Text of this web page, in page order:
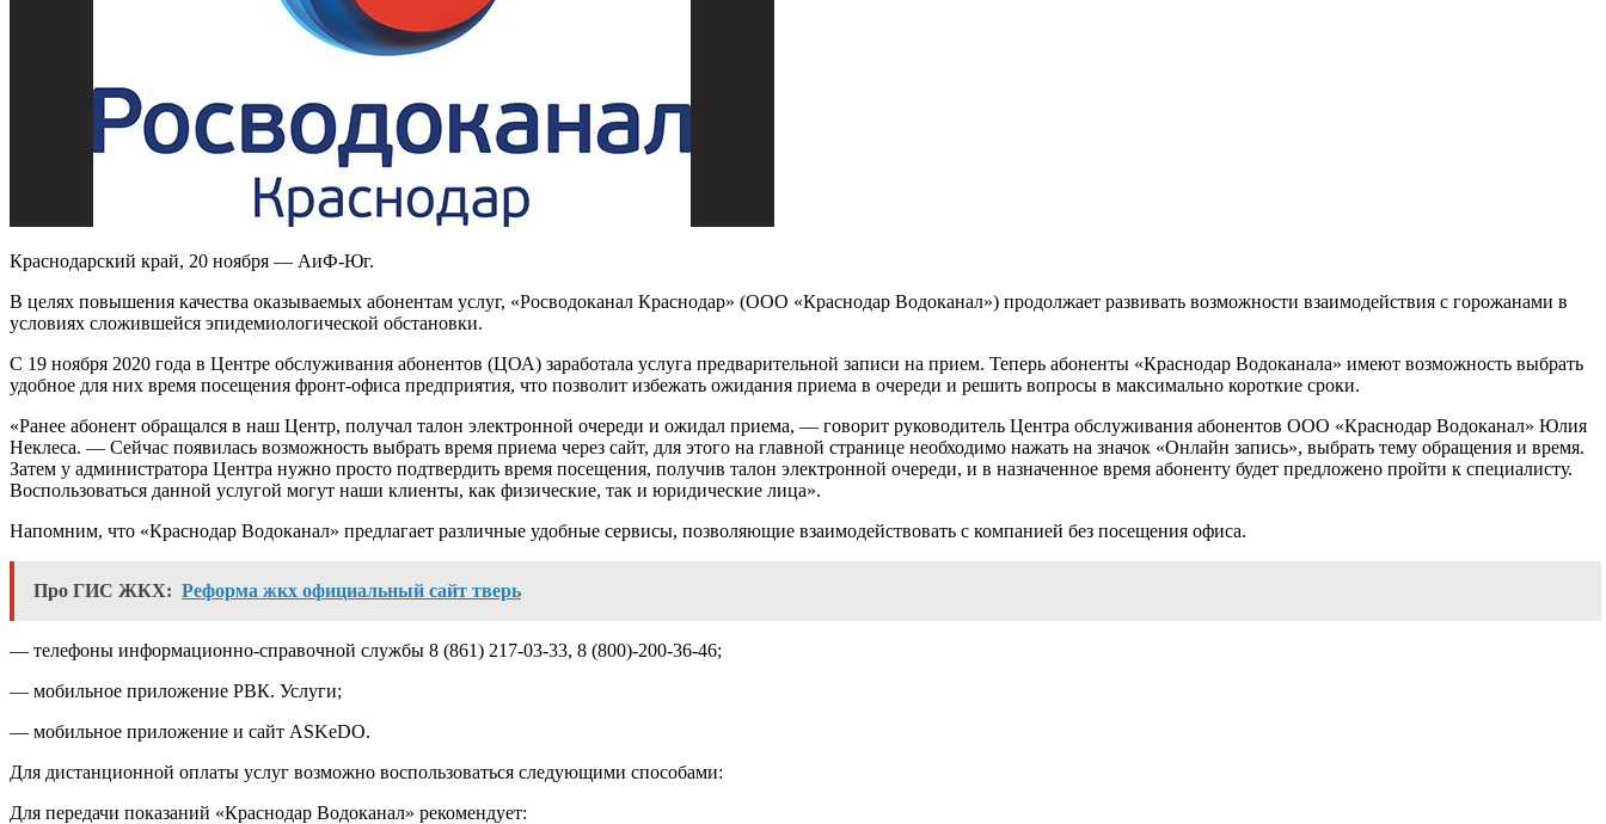
Краснодарский край, 20 ноября — АиФ-Юг.
В целях повышения качества оказываемых абонентам услуг, «Росводоканал Краснодар» (ООО «Краснодар Водоканал») продолжает развивать возможности взаимодействия с горожанами в
условиях сложившейся эпидемиологической обстановки.
С 19 ноября 2020 года в Центре обслуживания абонентов (ЦОА) заработала услуга предварительной записи на прием. Теперь абоненты «Краснодар Водоканала» имеют возможность выбрать
удобное для них время посещения фронт-офиса предприятия, что позволит избежать ожидания приема в очереди и решить вопросы в максимально короткие сроки.
«Ранее абонент обращался в наш Центр, получал талон электронной очереди и ожидал приема, — говорит руководитель Центра обслуживания абонентов ООО «Краснодар Водоканал» Юлия
Неклеса. — Сейчас появилась возможность выбрать время приема через сайт, для этого на главной странице необходимо нажать на значок «Онлайн запись», выбрать тему обращения и время.
Затем у администратора Центра нужно просто подтвердить время посещения, получив талон электронной очереди, и в назначенное время абоненту будет предложено пройти к специалисту.
Воспользоваться данной услугой могут наши клиенты, как физические, так и юридические лица».
Напомним, что «Краснодар Водоканал» предлагает различные удобные сервисы, позволяющие взаимодействовать с компанией без посещения офиса.
Про ГИС ЖКХ: Реформа жкх официальный сайт тверь
— телефоны информационно-справочной службы 8 (861) 217-03-33, 8 (800)-200-36-46;
— мобильное приложение РВК. Услуги;
— мобильное приложение и сайт ASKeDO.
Для дистанционной оплаты услуг возможно воспользоваться следующими способами:
Для передачи показаний «Краснодар Водоканал» рекомендует: